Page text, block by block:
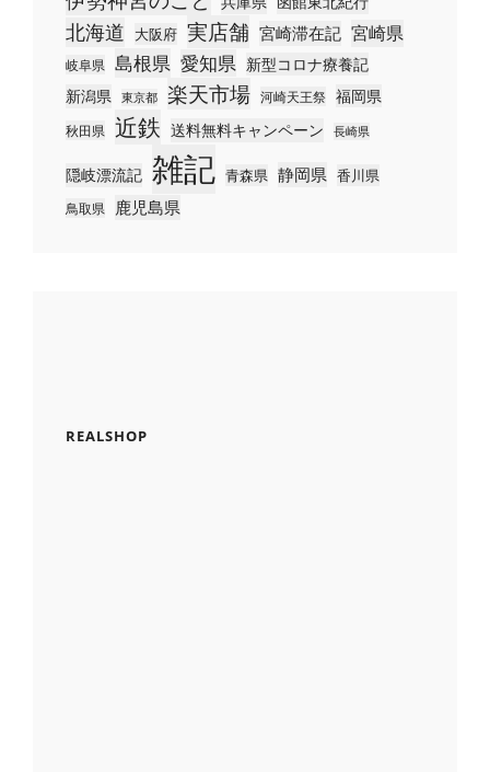
北海道 大阪府 実店舗 宮崎滞在記 宮崎県
岐阜県 島根県 愛知県 新型コロナ療養記
新潟県
東京都 楽天市場 河崎天王祭 福岡県
秋田県 近鉄 送料無料キャンペーン 長崎県
隠岐漂流記 雑記 青森県 静岡県 香川県
鳥取県 鹿児島県
REALSHOP